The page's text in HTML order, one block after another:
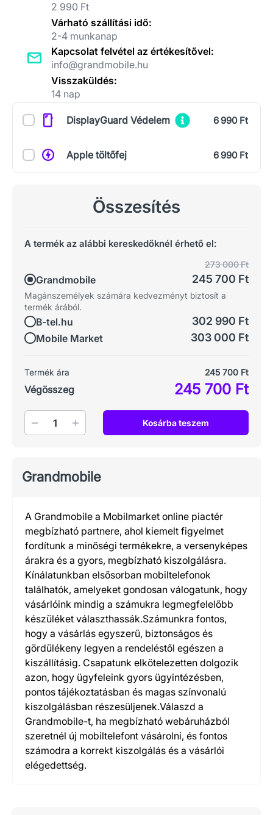
2 990 Ft
Várható szállítási idő:
2-4 munkanap
Kapcsolat felvétel az értékesítővel:
info@grandmobile.hu
Visszaküldés:
14 nap
KiegészítőkDisplayGuard Védelem 6 990 Ft
Apple töltőfej 6 990 Ft
Összesítés
A termék az alábbi kereskedőknél érhető el:
Grandmobile
273 000 Ft
245 700 Ft
Magánszemélyek számára kedvezményt biztosít a
termék árából.
B-tel.hu 302 990 Ft
Mobile Market 303 000 Ft
Termék ára 245 700 Ft
Végösszeg 245 700 Ft
Mennyiség Kosárba teszem
Grandmobile
A Grandmobile a Mobilmarket online piactér
megbízható partnere, ahol kiemelt figyelmet
fordítunk a minőségi termékekre, a versenyképes
árakra és a gyors, megbízható kiszolgálásra.
Kínálatunkban elsősorban mobiltelefonok
találhatók, amelyeket gondosan válogatunk, hogy
vásárlóink mindig a számukra legmegfelelőbb
készüléket választhassák.Számunkra fontos,
hogy a vásárlás egyszerű, biztonságos és
gördülékeny legyen a rendeléstől egészen a
kiszállításig. Csapatunk elkötelezetten dolgozik
azon, hogy ügyfeleink gyors ügyintézésben,
pontos tájékoztatásban és magas színvonalú
kiszolgálásban részesüljenek.Válaszd a
Grandmobile-t, ha megbízható webáruházból
szeretnél új mobiltelefont vásárolni, és fontos
számodra a korrekt kiszolgálás és a vásárlói
elégedettség.